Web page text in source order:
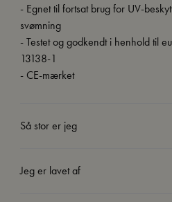
- Egnet til fortsat brug for UV-
svømning
- Testet og godkendt i henhold til
13138-1
- CE-mærket
Så stor er jeg
Jeg er lavet af